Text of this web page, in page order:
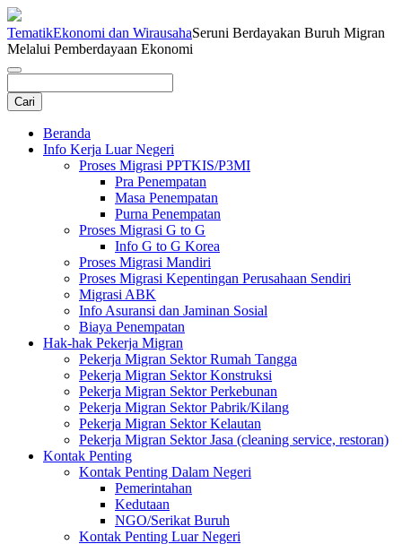
TematikEkonomi dan WirausahaSeruni Berdayakan Buruh Migran
Melalui Pemberdayaan Ekonomi
Beranda
Info Kerja Luar Negeri
Proses Migrasi PPTKIS/P3MI
Pra Penempatan
Masa Penempatan
Purna Penempatan
Proses Migrasi G to G
Info G to G Korea
Proses Migrasi Mandiri
Proses Migrasi Kepentingan Perusahaan Sendiri
Migrasi ABK
Info Asuransi dan Jaminan Sosial
Biaya Penempatan
Hak-hak Pekerja Migran
Pekerja Migran Sektor Rumah Tangga
Pekerja Migran Sektor Konstruksi
Pekerja Migran Sektor Perkebunan
Pekerja Migran Sektor Pabrik/Kilang
Pekerja Migran Sektor Kelautan
Pekerja Migran Sektor Jasa (cleaning service, restoran)
Kontak Penting
Kontak Penting Dalam Negeri
Pemerintahan
Kedutaan
NGO/Serikat Buruh
Kontak Penting Luar Negeri